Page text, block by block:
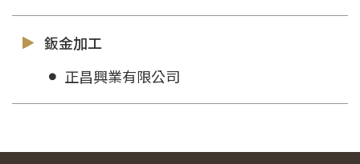
鈑金加工
正昌興業有限公司